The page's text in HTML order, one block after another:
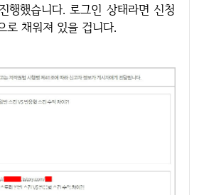
행했습니다. 로그인 상태라면 신청
로 채워져 있을 겁니다.